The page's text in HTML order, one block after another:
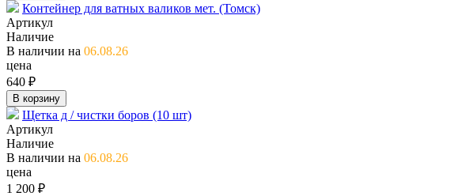
Контейнер для ватных валиков мет. (Томск)
Артикул
Наличие
В наличии на 06.08.26
цена
640 ₽
В корзину
Щетка д / чистки боров (10 шт)
Артикул
Наличие
В наличии на 06.08.26
цена
1 200 ₽